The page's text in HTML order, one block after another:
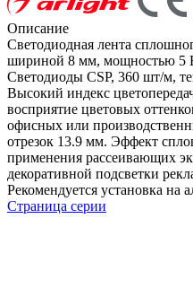
Описание
Светодиодная лента
шириной 8 мм, мощностью 5
Светодиоды CSP, 360 шт/м,
Высокий индекс
восприятие цветовых
офисных или
отрезок 13.9 мм. Эффект
применения рассеивающих
декоративной подсветки
Рекомендуется установка
Страница серии